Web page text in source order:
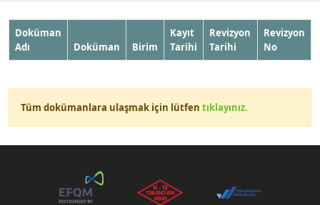
Doküman
Adı
Doküman Birim
Kayıt
Tarihi
Revizyon
Tarihi
Revizyon
No
Tüm dokümanlara ulaşmak için lütfen tıklayınız.